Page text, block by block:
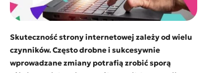
Skuteczność strony internetowej zależy od wielu
czynników. Często drobne i sukcesywnie
wprowadzane zmiany potrafią zrobić sporą